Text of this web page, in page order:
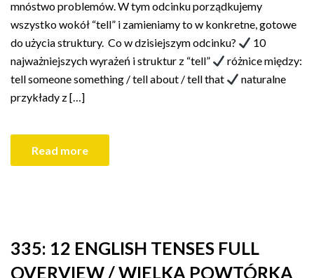
mnóstwo problemów. W tym odcinku porządkujemy
wszystko wokół “tell” i zamieniamy to w konkretne, gotowe
do użycia struktury. Co w dzisiejszym odcinku?
10
najważniejszych wyrażeń i struktur z “tell”
różnice między:
tell someone something / tell about / tell that
naturalne
przykłady z […]
Read more
335: 12 ENGLISH TENSES FULL
OVERVIEW / WIELKA POWTÓRKA